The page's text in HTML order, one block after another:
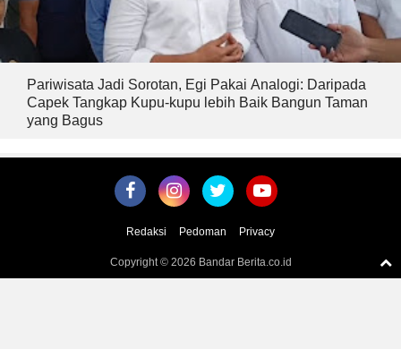
Pariwisata Jadi Sorotan, Egi Pakai Analogi: Daripada
Capek Tangkap Kupu-kupu lebih Baik Bangun Taman
yang Bagus
Redaksi Pedoman Privacy
Copyright © 2026 Bandar Berita.co.id